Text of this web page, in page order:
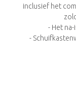
inclusief het
- Het
-